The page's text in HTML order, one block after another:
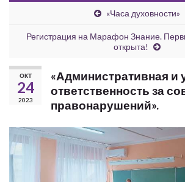
«Часа духовности»
Регистрация на Марафон Знание.
открыта!
ОКТ
24
2023
«Административная и
ответственность за
правонарушений».